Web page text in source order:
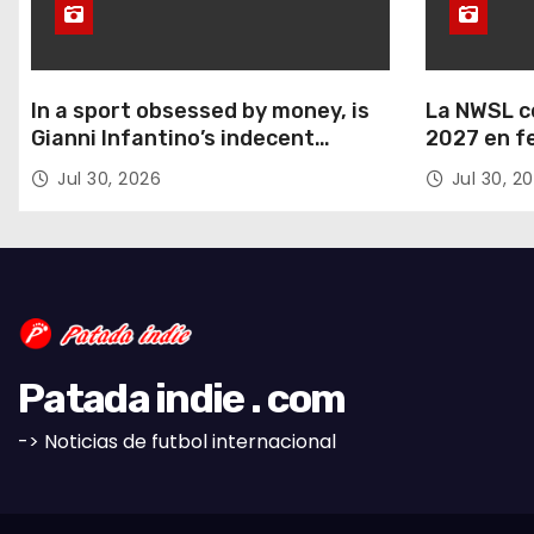
In a sport obsessed by money, is
Gianni Infantino’s indecent
proposal really such a surprise?
Jul 30, 2026
La NWSL
2027 en
Mundial
verano.
Jul 30,
Patada indie . com
-> Noticias de futbol internacional